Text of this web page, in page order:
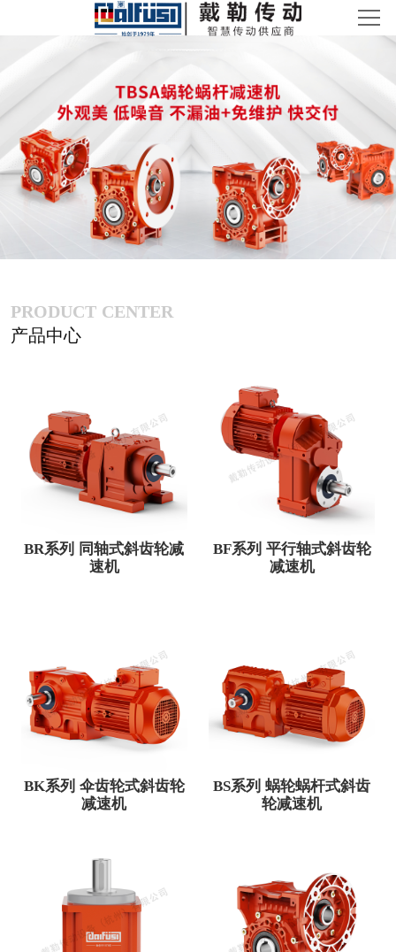
传动方案
新闻中心
PRODUCT CENTER
产品中心
BR系列 同轴式斜齿轮减
速机
BF系列 平行轴式斜齿轮
减速机
BK系列 伞齿轮式斜齿轮
减速机
BS系列 蜗轮蜗杆式斜齿
轮减速机